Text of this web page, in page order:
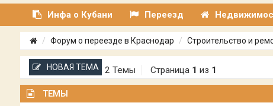
Инфа о Кубани Переезд
Форум о переезде в Краснодар Строительство и
НОВАЯ ТЕМА 2 Темы Страница 1 из 1
ТЕМЫ